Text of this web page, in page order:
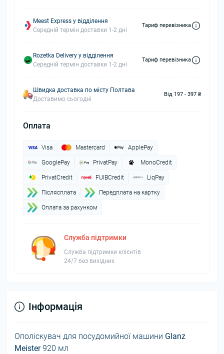
Meest Express у відділення
Середній термін доставки 1-2 дні
Тариф перевізника
Rozetka Delivery у відділення
Середній термін доставки 1-2 дні
Тариф перевізника
Швидка доставка по місту Полтава
Доставимо сьогодні
Від 197 - 397 ₴
Оплата
Visa Mastercard ApplePay
GooglePay PrivatPay MonoCredit
PrivatCredit FUIBCredit LiqPay
Пiслясплата Передплата на картку
Оплата за рахунком
Служба підтримки
Служба підтримки клієнтів
24/7 без вихідних
Інформація
Ополіскувач для посудомийної машини Glanz
Meister920 мл